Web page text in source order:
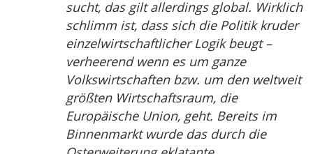
sucht, das gilt allerdings global. Wirklich
schlimm ist, dass sich die Politik kruder
einzelwirtschaftlicher Logik beugt –
verheerend wenn es um ganze
Volkswirtschaften bzw. um den weltweit
größten Wirtschaftsraum, die
Europäische Union, geht. Bereits im
Binnenmarkt wurde das durch die